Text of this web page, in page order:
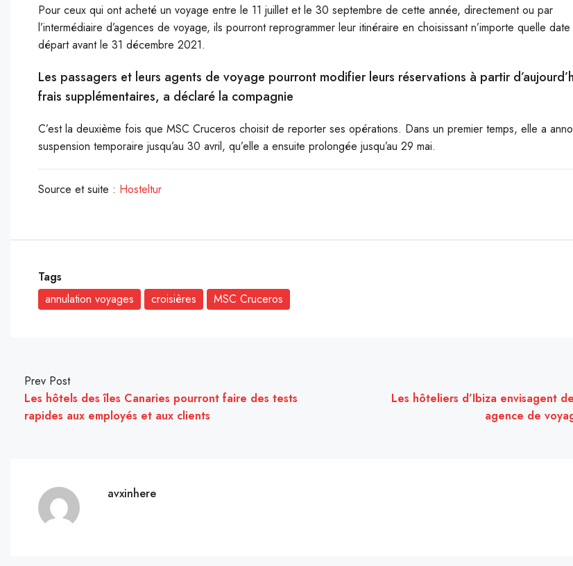
Pour ceux qui ont acheté un voyage entre le 11 juillet et le 30 septembre de cette année, directement ou par
l’intermédiaire d’agences de voyage, ils pourront reprogrammer leur itinéraire en choisissant n’importe quelle
départ avant le 31 décembre 2021.
Les passagers et leurs agents de voyage pourront modifier leurs réservations à partir
frais supplémentaires, a déclaré la compagnie
C’est la deuxième fois que MSC Cruceros choisit de reporter ses opérations. Dans un premier temps, elle a
suspension temporaire jusqu’au 30 avril, qu’elle a ensuite prolongée jusqu’au 29 mai.
Source et suite : Hosteltur
Tags
annulation voyages
croisières MSC Cruceros
Prev Post
Les hôtels des îles Canaries pourront faire des tests
rapides aux employés et aux clients
Les hôteliers d’Ibiza envisagent
agence de
avxinhere